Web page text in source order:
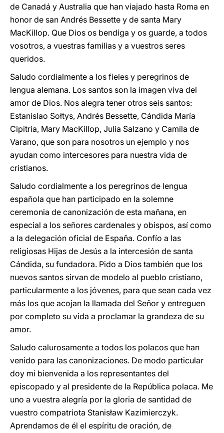
de Canadá y Australia que han viajado hasta Roma en
honor de san Andrés Bessette y de santa Mary
MacKillop. Que Dios os bendiga y os guarde, a todos
vosotros, a vuestras familias y a vuestros seres
queridos.
Saludo cordialmente a los fieles y peregrinos de
lengua alemana. Los santos son la imagen viva del
amor de Dios. Nos alegra tener otros seis santos:
Estanislao Sołtys, Andrés Bessette, Cándida María
Cipitria, Mary MacKillop, Julia Salzano y Camila de
Varano, que son para nosotros un ejemplo y nos
ayudan como intercesores para nuestra vida de
cristianos.
Saludo cordialmente a los peregrinos de lengua
española que han participado en la solemne
ceremonia de canonización de esta mañana, en
especial a los señores cardenales y obispos, así como
a la delegación oficial de España. Confío a las
religiosas Hijas de Jesús a la intercesión de santa
Cándida, su fundadora. Pido a Dios también que los
nuevos santos sirvan de modelo al pueblo cristiano,
particularmente a los jóvenes, para que sean cada vez
más los que acojan la llamada del Señor y entreguen
por completo su vida a proclamar la grandeza de su
amor.
Saludo calurosamente a todos los polacos que han
venido para las canonizaciones. De modo particular
doy mi bienvenida a los representantes del
episcopado y al presidente de la República polaca. Me
uno a vuestra alegría por la gloria de santidad de
vuestro compatriota Stanisław Kazimierczyk.
Aprendamos de él el espíritu de oración, de